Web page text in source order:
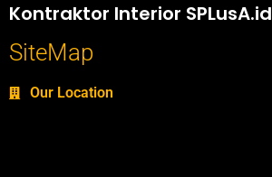
Kontraktor Interior SPLusA.id
SiteMap
Our Location